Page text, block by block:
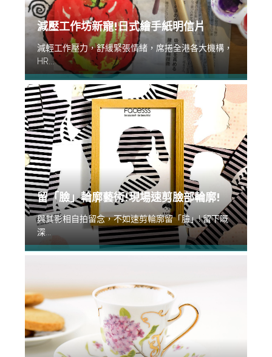
減壓工作坊新寵!日式繪手紙明信片
減輕工作壓力，舒緩緊張情緒，席捲全港各大機構，
HR...
留「臉」輪廓藝術!現場速剪臉部輪廓!
與其影相自拍留念，不如速剪輪廓留「臉」! 留下嘅
深...